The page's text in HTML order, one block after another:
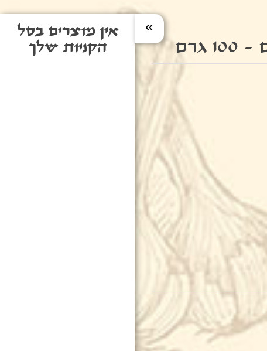
אין מוצרים בסל
הקניות שלך
»